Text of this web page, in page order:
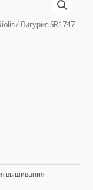
/ Лигурия SR1747
вышивания